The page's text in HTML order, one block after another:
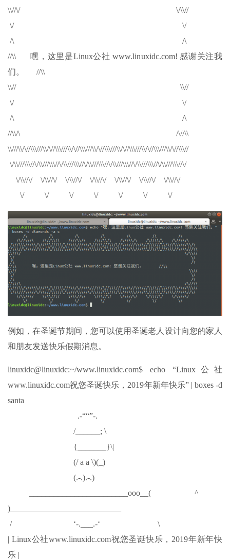
\\//\/ \/\\//
\/ \/
/\ /\
//\\ 嘿，这里是Linux公社 www.linuxidc.com! 感谢关注我
们。 //\\
\\// \\//
\/ \/
/\ /\
//\\/\ /\//\\
\\///\\/\//\\\///\\/\//\\\///\\/\//\\\///\\/\//\\\///\\/\//\\\///\\/\//\\\///\\/\//\\\//
\/\\///\\\//\/\\///\\\//\/\\///\\\//\/\\///\\\//\/\\///\\\//\/\\///\\\//\/\\///\\\//\/
\/\\//\/ \/\\//\/ \/\\//\/ \/\\//\/ \/\\//\/ \/\\//\/ \/\\//\/
\/ \/ \/ \/ \/ \/ \/
例如，在圣诞节期间，您可以使用圣诞老人设计向您的家人
和朋友发送快乐假期消息。
linuxidc@linuxidc:~/www.linuxidc.com$ echo “Linux公社
www.linuxidc.com祝您圣诞快乐，2019年新年快乐” | boxes -d
santa
.-““”-.
/______; \
{_______}\|
(/ a a \)(_)
(.-.).-.)
________________________ooo__( ^
)___________________________
/ ‘-.___.-‘ \
| Linux公社www.linuxidc.com祝您圣诞快乐，2019年新年快
乐 |